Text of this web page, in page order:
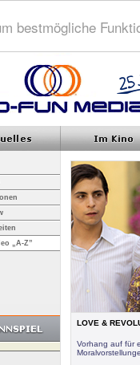
bestmögliche
„A-Z”
LOVE &
Vorhang auf für